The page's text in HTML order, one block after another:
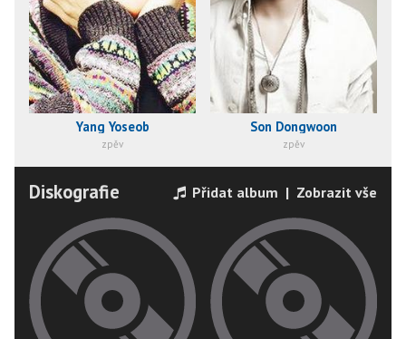
Yang Yoseob
zpěv
Son Dongwoon
zpěv
Diskografie Přidat album | Zobrazit vše